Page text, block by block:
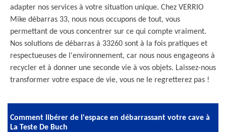
adapter nos services à votre situation unique. Chez VERRIO
Mike débarras 33, nous nous occupons de tout, vous
permettant de vous concentrer sur ce qui compte vraiment.
Nos solutions de débarras à 33260 sont à la fois pratiques et
respectueuses de l'environnement, car nous nous engageons à
recycler et à donner une seconde vie à vos objets. Laissez-nous
transformer votre espace de vie, vous ne le regretterez pas !
Comment libérer de l'espace en débarrassant votre cave à
La Teste De Buch